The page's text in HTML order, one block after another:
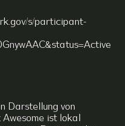
s/participant-
Darstellung von
ist lokal